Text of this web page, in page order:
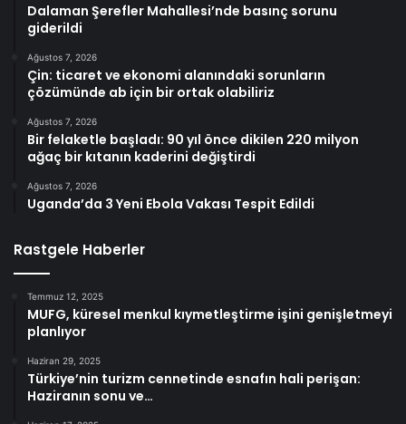
Dalaman Şerefler Mahallesi’nde basınç sorunu
giderildi
Ağustos 7, 2026
Çin: ticaret ve ekonomi alanındaki sorunların
çözümünde ab için bir ortak olabiliriz
Ağustos 7, 2026
Bir felaketle başladı: 90 yıl önce dikilen 220 milyon
ağaç bir kıtanın kaderini değiştirdi
Ağustos 7, 2026
Uganda’da 3 Yeni Ebola Vakası Tespit Edildi
Rastgele Haberler
Temmuz 12, 2025
MUFG, küresel menkul kıymetleştirme işini genişletmeyi
planlıyor
Haziran 29, 2025
Türkiye’nin turizm cennetinde esnafın hali perişan:
Haziranın sonu ve…